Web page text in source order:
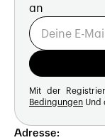
an
Mit der
Bedingungen Und
Adresse: